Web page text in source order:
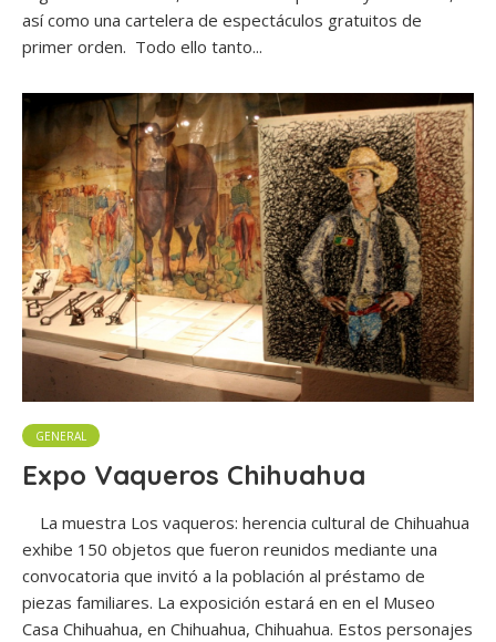
así como una cartelera de espectáculos gratuitos de
primer orden. Todo ello tanto...
GENERAL
Expo Vaqueros Chihuahua
La muestra Los vaqueros: herencia cultural de Chihuahua
exhibe 150 objetos que fueron reunidos mediante una
convocatoria que invitó a la población al préstamo de
piezas familiares. La exposición estará en en el Museo
Casa Chihuahua, en Chihuahua, Chihuahua. Estos personajes